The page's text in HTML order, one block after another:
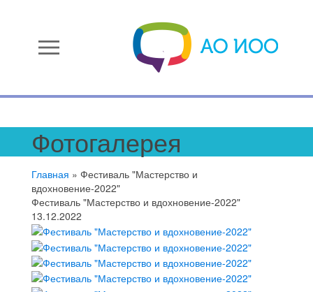
menu
Фотогалерея
Главная » Фестиваль "Мастерство и
вдохновение-2022"
Фестиваль "Мастерство и вдохновение-2022"
13.12.2022